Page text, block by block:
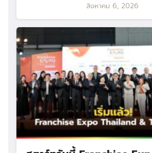
สิงหาคม 6, 2026